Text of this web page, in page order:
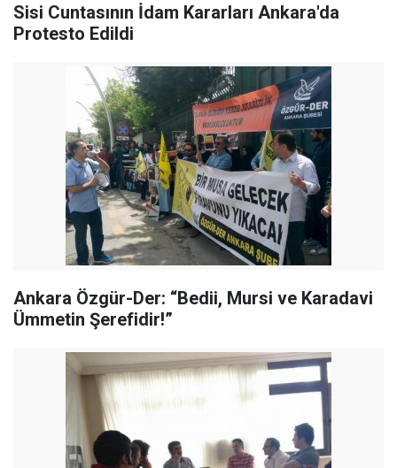
Sisi Cuntasının İdam Kararları Ankara'da
Protesto Edildi
Ankara Özgür-Der: “Bedii, Mursi ve Karadavi
Ümmetin Şerefidir!”